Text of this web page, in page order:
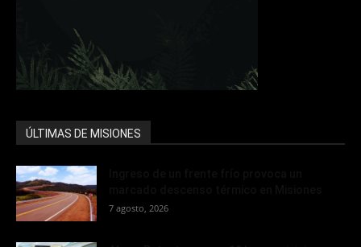
ÚLTIMAS DE MISIONES
7 agosto, 2026